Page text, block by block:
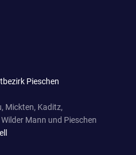
Pieschen
Mickten, Kaditz,
Mann und Pieschen